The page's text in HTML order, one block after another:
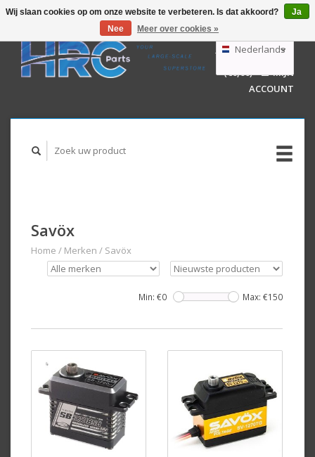
GBP
AUD
Nederlands
Deutsch
English
WINKELWAGEN
(€0,00)
MIJN
ACCOUNT
Savöx
Home / Merken / Savöx
Min: €0 Max: €150
Wij slaan cookies op om onze website te verbeteren. Is dat akkoord?
Ja
Nee
Meer over cookies »